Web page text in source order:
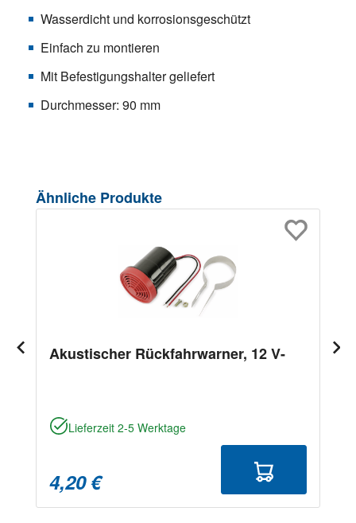
Wasserdicht und korrosionsgeschützt
Einfach zu montieren
Mit Befestigungshalter geliefert
Durchmesser: 90 mm
Produktgalerie überspringen
Ähnliche Produkte
Akustischer Rückfahrwarner, 12 V-
Lieferzeit 2-5 Werktage
4,20 €